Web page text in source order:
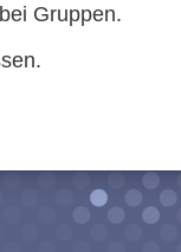
Gruppen.